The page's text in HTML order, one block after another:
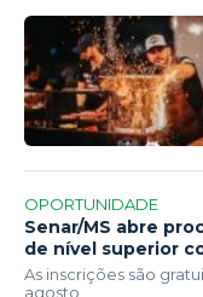
OPORTUNIDADE
Senar/MS abre
de nível superior
As inscrições são
agosto